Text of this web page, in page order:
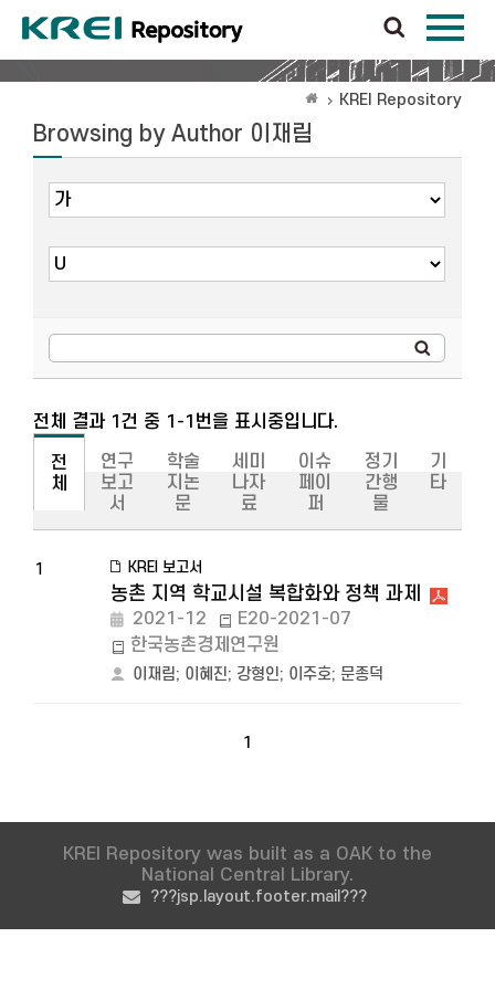
KREI Repository
Browsing by Author 이재림
전체 결과 1건 중 1-1번을 표시중입니다.
전
체
연구
보고
서
학술
지논
문
세미
나자
료
이슈
페이
퍼
정기
간행
물
기
타
1 KREI 보고서
농촌 지역 학교시설 복합화와 정책 과제
2021-12
E20-2021-07
한국농촌경제연구원
이재림; 이혜진; 강형인; 이주호; 문종덕
1
KREI Repository was built as a OAK to the
National Central Library.
???jsp.layout.footer.mail???